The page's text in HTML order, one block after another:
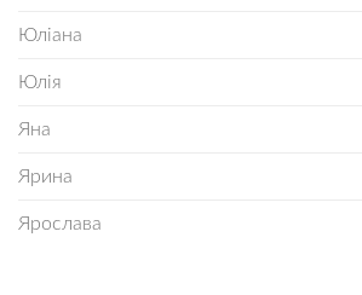
Юліана
Юлія
Яна
Ярина
Ярослава